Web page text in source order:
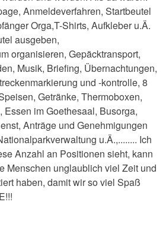
Anmeldeverfahren, Startbeutel
Orga,T-Shirts, Aufkleber u.Ä.
ausgeben,
organisieren, Gepäcktransport,
Musik, Briefing, Übernachtungen,
und -kontrolle, 8
Getränke, Thermoboxen,
im Goethesaal, Busorga,
Anträge und Genehmigungen
u.Ä.,........ Ich
Anzahl an Positionen sieht, kann
Menschen unglaublich viel Zeit und
haben, damit wir so viel Spaß